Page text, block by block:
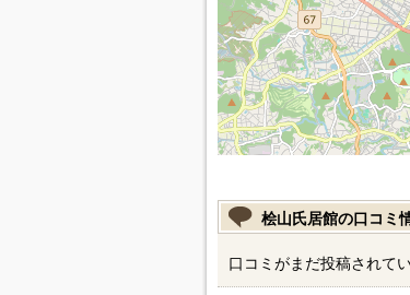
桧山氏居館の口コミ
口コミがまだ投稿されてい